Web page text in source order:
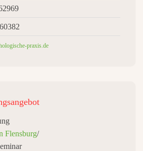
praxis.de
Flensburg/